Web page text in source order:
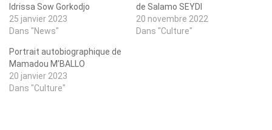
Idrissa Sow Gorkodjo
25 janvier 2023
Dans "News"
de Salamo SEYDI
20 novembre 2022
Dans "Culture"
Portrait autobiographique de
Mamadou M’BALLO
20 janvier 2023
Dans "Culture"